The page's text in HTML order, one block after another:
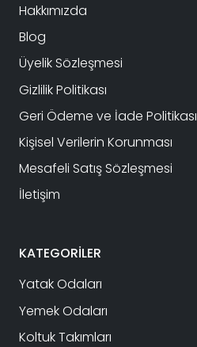
Hakkımızda
Blog
Üyelik Sözleşmesi
Gizlilik Politikası
Geri Ödeme ve İade Politikası
Kişisel Verilerin Korunması
Mesafeli Satış Sözleşmesi
İletişim
KATEGORİLER
Yatak Odaları
Yemek Odaları
Koltuk Takımları